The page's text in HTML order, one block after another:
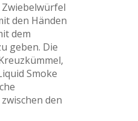
den Händen
dem
geben. Die
Smoke
den